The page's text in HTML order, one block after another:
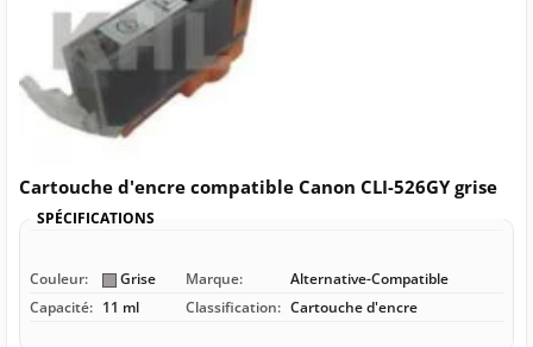
Cartouche d'encre compatible Canon CLI-526GY grise
SPÉCIFICATIONS
Couleur: Grise Marque:
Alternative-Compatible
Capacité: 11 ml Classification: Cartouche d'encre